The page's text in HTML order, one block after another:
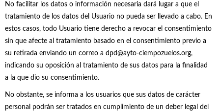
No facilitar los datos o información necesaria dará lugar a que el
tratamiento de los datos del Usuario no pueda ser llevado a cabo. En
estos casos, todo Usuario tiene derecho a revocar el consentimiento
sin que afecte al tratamiento basado en el consentimiento previo a
su retirada enviando un correo a dpd@ayto-ciempozuelos.org,
indicando su oposición al tratamiento de sus datos para la finalidad
a la que dio su consentimiento.
No obstante, se informa a los usuarios que sus datos de carácter
personal podrán ser tratados en cumplimiento de un deber legal del